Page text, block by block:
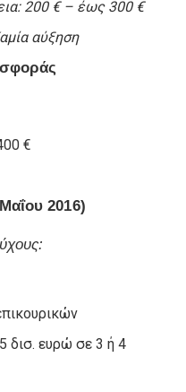
200 € – έως 300 €
αύξηση
€
2016)
δισ. ευρώ σε 3 ή 4